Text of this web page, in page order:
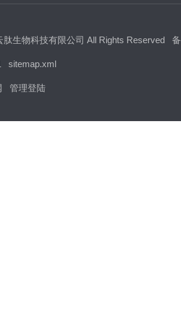
肽生物科技有限公司 All Rights Reserved
sitemap.xml
管理登陆